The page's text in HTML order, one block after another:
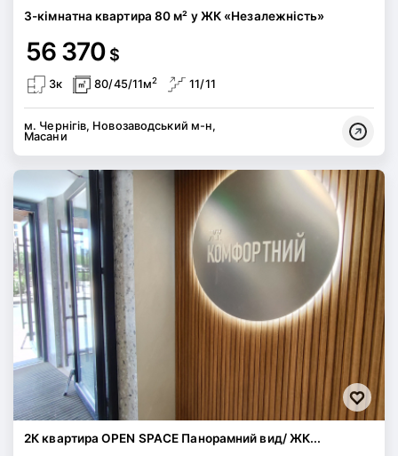
3-кімнатна квартира 80 м² у ЖК «Незалежність»
56 370 $
3к 80/45/11м2 11/11
м. Чернігів, Новозаводський м-н,
Масани
2К квартира OPEN SPACE Панорамний вид/ ЖК...